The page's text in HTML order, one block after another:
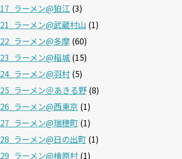
17_ラーメン@狛江 (3)
21_ラーメン@武蔵村山 (1)
22_ラーメン@多摩 (60)
23_ラーメン@稲城 (15)
24_ラーメン@羽村 (5)
25_ラーメン＠あきる野 (8)
26_ラーメン@西東京 (1)
27_ラーメン@瑞穂町 (1)
28_ラーメン@日の出町 (1)
29_ラーメン@檜原村 (1)